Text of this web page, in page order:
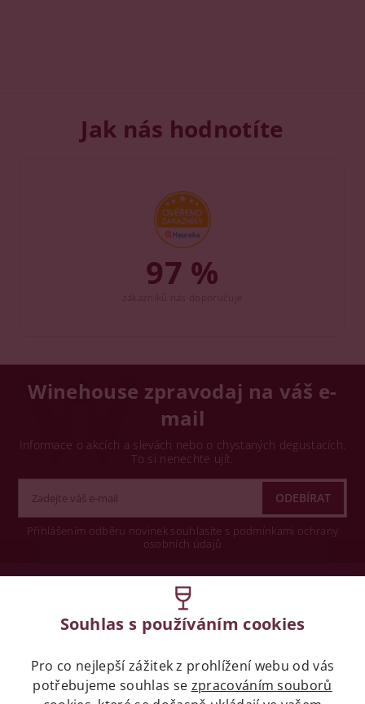
Jak nás hodnotíte
97 %
Winehouse zpravodaj na váš e-
mail
Informace o akcích a slevách nebo o chystaných degustacích.
To si nenechte ujít.
Přihlášením odběru novinek souhlasíte s podmínkami ochrany
osobních údajů
Legislativa
Zákaz prodeje alkoholických nápojů osobám
mladších 18 let.
Souhlas s používáním cookies
Pro co nejlepší zážitek z prohlížení webu od vás
potřebujeme souhlas se zpracováním souborů